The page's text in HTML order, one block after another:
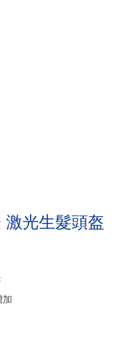
激光生髮頭盔
加